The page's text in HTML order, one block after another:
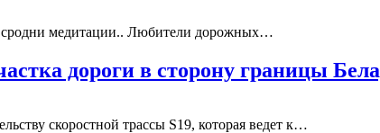
сродни медитации.. Любители дорожных…
дороги в сторону границы
скоростной трассы S19, которая ведет к…